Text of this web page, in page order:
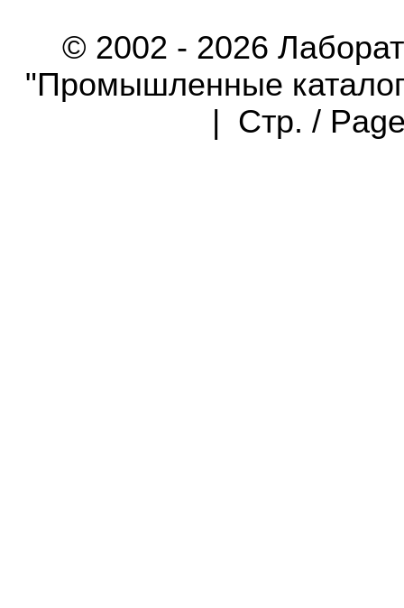
© 2002 - 2026
"Промышленные
| Стр. /